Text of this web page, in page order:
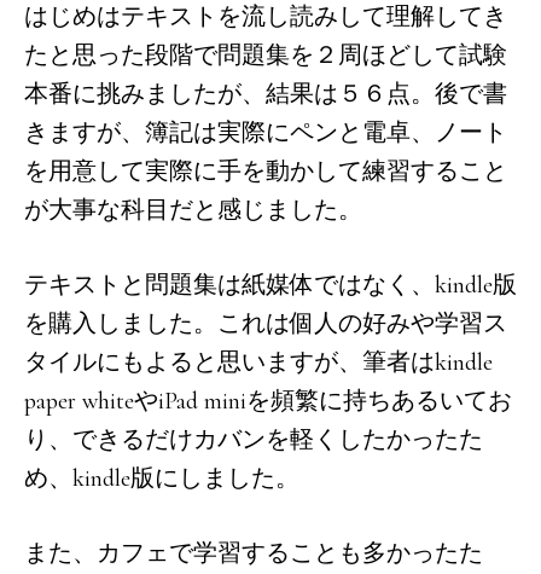
はじめはテキストを流し読みして理解してき
たと思った段階で問題集を２周ほどして試験
本番に挑みましたが、結果は５６点。後で書
きますが、簿記は実際にペンと電卓、ノート
を用意して実際に手を動かして練習すること
が大事な科目だと感じました。
テキストと問題集は紙媒体ではなく、kindle版
を購入しました。これは個人の好みや学習ス
タイルにもよると思いますが、筆者はkindle
paper whiteやiPad miniを頻繁に持ちあるいてお
り、できるだけカバンを軽くしたかったた
め、kindle版にしました。
また、カフェで学習することも多かったた